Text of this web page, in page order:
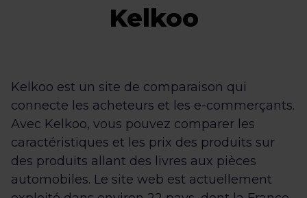
Kelkoo
Kelkoo est un site de comparaison qui
connecte les acheteurs et les e-commerçants.
Avec Kelkoo, vous pouvez comparer les
caractéristiques et les prix des produits sur
des produits allant des livres aux pièces
automobiles. Le site web est actuellement